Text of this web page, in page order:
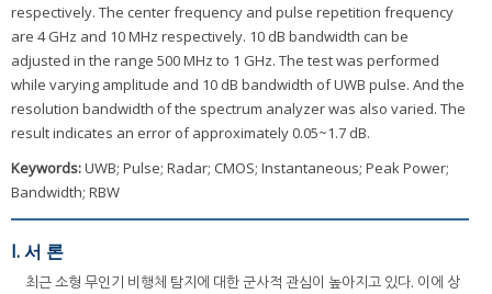
respectively. The center frequency and pulse repetition frequency
are 4 GHz and 10 MHz respectively. 10 dB bandwidth can be
adjusted in the range 500 MHz to 1 GHz. The test was performed
while varying amplitude and 10 dB bandwidth of UWB pulse. And the
resolution bandwidth of the spectrum analyzer was also varied. The
result indicates an error of approximately 0.05~1.7 dB.
Keywords:UWB; Pulse; Radar; CMOS; Instantaneous; Peak Power;
Bandwidth; RBW
I. 서 론
최근 소형 무인기 비행체 탐지에 대한 군사적 관심이 높아지고 있다. 이에 상